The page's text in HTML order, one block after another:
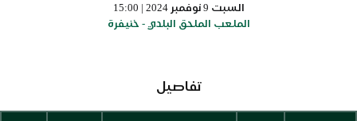
السبت 9 نوفمبر 2024 | 15:00
الملعب الملحق البلدي - خنيفرة
تفاصيل